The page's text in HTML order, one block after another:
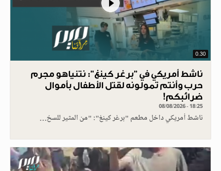
0.30
ناشط أمريكي في "برغر كينغ": نتنياهو مجرم
حرب وأنتم تمولونه لقتل الأطفال بأموال
ضرائبكم!
08/08/2026 - 18:25
ناشط أمريكي داخل مطعم "برغر كينغ": "من المثير للسخ…